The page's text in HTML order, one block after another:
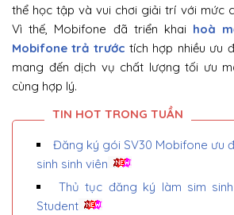
thể học tập và vui chơi giải trí với mức
Vì thế, Mobifone đã triển khai hoà
Mobifone trả trước tích hợp nhiều ưu
mang đến dịch vụ chất lượng tối ưu
cùng hợp lý.
Đăng ký gói SV30 Mobifone ưu
sinh sinh viên
Thủ tục đăng ký làm sim
Student